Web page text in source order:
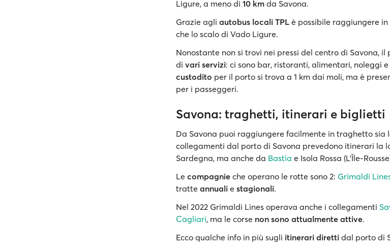
Ligure, a meno di 10 km da Savona.
Grazie agli autobus locali TPL è possibile raggiungere
che lo scalo di Vado Ligure.
Nonostante non si trovi nei pressi del centro di Savona,
di vari servizi: ci sono bar, ristoranti, alimentari, noleggi e
custodito per il porto si trova a 1 km dai moli, ma è
per i passeggeri.
Savona: traghetti, itinerari e biglietti
Da Savona puoi raggiungere facilmente in traghetto sia
collegamenti dal porto di Savona prevedono itinerari la
Sardegna, ma anche da Bastia e Isola Rossa (L’Île-
Le compagnie che operano le rotte sono 2: Grimaldi
tratte annuali e stagionali.
Nel 2022 Grimaldi Lines operava anche i collegamenti
Cagliari, ma le corse non sono attualmente attive.
Ecco qualche info in più sugli itinerari diretti dal porto di